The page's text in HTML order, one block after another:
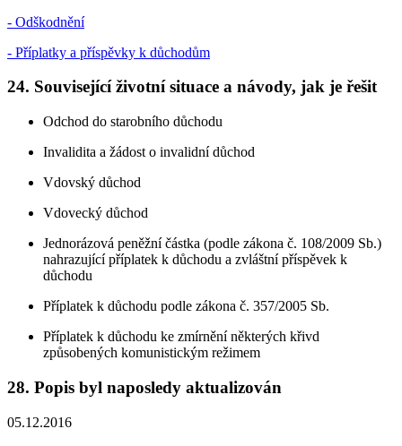
- Odškodnění
- Příplatky a příspěvky k důchodům
24. Související životní situace a návody, jak je řešit
Odchod do starobního důchodu
Invalidita a žádost o invalidní důchod
Vdovský důchod
Vdovecký důchod
Jednorázová peněžní částka (podle zákona č. 108/2009 Sb.)
nahrazující příplatek k důchodu a zvláštní příspěvek k
důchodu
Příplatek k důchodu podle zákona č. 357/2005 Sb.
Příplatek k důchodu ke zmírnění některých křivd
způsobených komunistickým režimem
28. Popis byl naposledy aktualizován
05.12.2016